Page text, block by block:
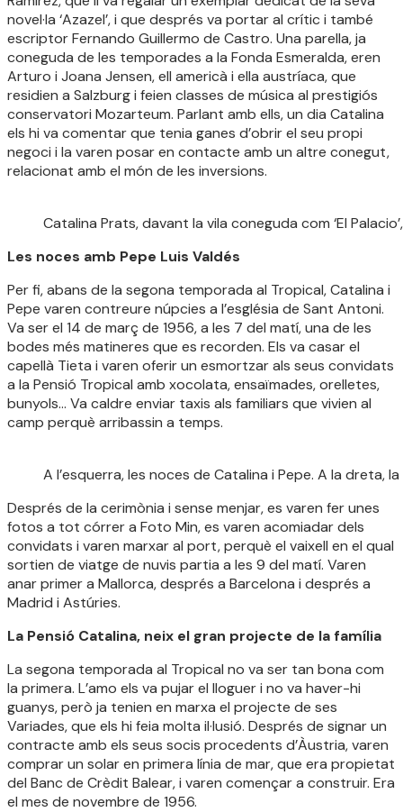
novel·la ‘Azazel’, i que després va portar al crític i també
escriptor Fernando Guillermo de Castro. Una parella, ja
coneguda de les temporades a la Fonda Esmeralda, eren
Arturo i Joana Jensen, ell americà i ella austríaca, que
residien a Salzburg i feien classes de música al prestigiós
conservatori Mozarteum. Parlant amb ells, un dia Catalina
els hi va comentar que tenia ganes d’obrir el seu propi
negoci i la varen posar en contacte amb un altre conegut,
relacionat amb el món de les inversions.
Catalina Prats, davant la vila coneguda com ‘El
Les noces amb Pepe Luis Valdés
Per fi, abans de la segona temporada al Tropical, Catalina i
Pepe varen contreure núpcies a l’església de Sant Antoni.
Va ser el 14 de març de 1956, a les 7 del matí, una de les
bodes més matineres que es recorden. Els va casar el
capellà Tieta i varen oferir un esmortzar als seus convidats
a la Pensió Tropical amb xocolata, ensaïmades, orelletes,
bunyols… Va caldre enviar taxis als familiars que vivien al
camp perquè arribassin a temps.
A l’esquerra, les noces de Catalina i Pepe. A la dreta,
Després de la cerimònia i sense menjar, es varen fer unes
fotos a tot córrer a Foto Min, es varen acomiadar dels
convidats i varen marxar al port, perquè el vaixell en el qual
sortien de viatge de nuvis partia a les 9 del matí. Varen
anar primer a Mallorca, després a Barcelona i després a
Madrid i Astúries.
La Pensió Catalina, neix el gran projecte de la família
La segona temporada al Tropical no va ser tan bona com
la primera. L’amo els va pujar el lloguer i no va haver-hi
guanys, però ja tenien en marxa el projecte de ses
Variades, que els hi feia molta il·lusió. Després de signar un
contracte amb els seus socis procedents d’Àustria, varen
comprar un solar en primera línia de mar, que era propietat
del Banc de Crèdit Balear, i varen començar a construir. Era
el mes de novembre de 1956.